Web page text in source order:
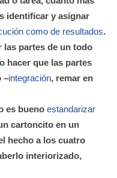
identificar y asignar
como de resultados.
las partes de un todo
hacer que las partes
–integración, remar en
es bueno estandarizar
cartoncito en un
hecho a los cuatro
interiorizado,